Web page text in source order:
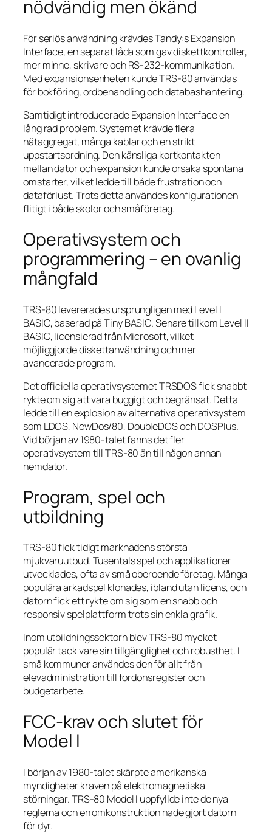
nödvändig men ökänd
För seriös användning krävdes Tandy:s Expansion
Interface, en separat låda som gav diskettkontroller,
mer minne, skrivare och RS-232-kommunikation.
Med expansionsenheten kunde TRS-80 användas
för bokföring, ordbehandling och databashantering.
Samtidigt introducerade Expansion Interface en
lång rad problem. Systemet krävde flera
nätaggregat, många kablar och en strikt
uppstartsordning. Den känsliga kortkontakten
mellan dator och expansion kunde orsaka spontana
omstarter, vilket ledde till både frustration och
dataförlust. Trots detta användes konfigurationen
flitigt i både skolor och småföretag.
Operativsystem och
programmering – en ovanlig
mångfald
TRS-80 levererades ursprungligen med Level I
BASIC, baserad på Tiny BASIC. Senare tillkom Level II
BASIC, licensierad från Microsoft, vilket
möjliggjorde diskettanvändning och mer
avancerade program.
Det officiella operativsystemet TRSDOS fick snabbt
rykte om sig att vara buggigt och begränsat. Detta
ledde till en explosion av alternativa operativsystem
som LDOS, NewDos/80, DoubleDOS och DOSPlus.
Vid början av 1980-talet fanns det fler
operativsystem till TRS-80 än till någon annan
hemdator.
Program, spel och
utbildning
TRS-80 fick tidigt marknadens största
mjukvaruutbud. Tusentals spel och applikationer
utvecklades, ofta av små oberoende företag. Många
populära arkadspel klonades, ibland utan licens, och
datorn fick ett rykte om sig som en snabb och
responsiv spelplattform trots sin enkla grafik.
Inom utbildningssektorn blev TRS-80 mycket
populär tack vare sin tillgänglighet och robusthet. I
små kommuner användes den för allt från
elevadministration till fordonsregister och
budgetarbete.
FCC-krav och slutet för
Model I
I början av 1980-talet skärpte amerikanska
myndigheter kraven på elektromagnetiska
störningar. TRS-80 Model I uppfyllde inte de nya
reglerna och en omkonstruktion hade gjort datorn
för dyr.